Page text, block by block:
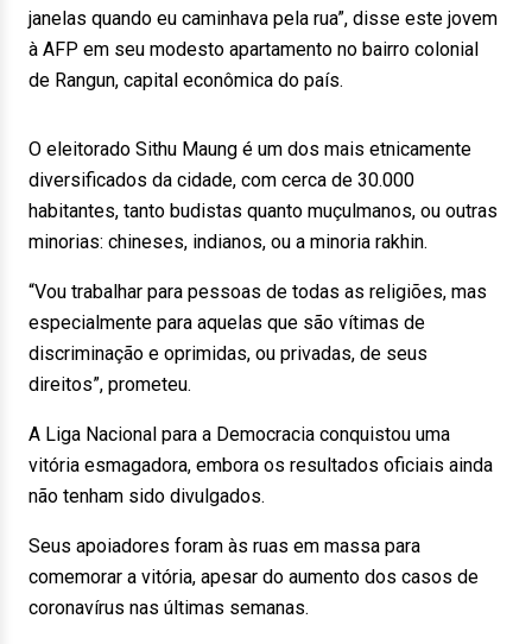
janelas quando eu caminhava pela rua”, disse este jovem
à AFP em seu modesto apartamento no bairro colonial
de Rangun, capital econômica do país.
O eleitorado Sithu Maung é um dos mais etnicamente
diversificados da cidade, com cerca de 30.000
habitantes, tanto budistas quanto muçulmanos, ou outras
minorias: chineses, indianos, ou a minoria rakhin.
“Vou trabalhar para pessoas de todas as religiões, mas
especialmente para aquelas que são vítimas de
discriminação e oprimidas, ou privadas, de seus
direitos”, prometeu.
A Liga Nacional para a Democracia conquistou uma
vitória esmagadora, embora os resultados oficiais ainda
não tenham sido divulgados.
Seus apoiadores foram às ruas em massa para
comemorar a vitória, apesar do aumento dos casos de
coronavírus nas últimas semanas.